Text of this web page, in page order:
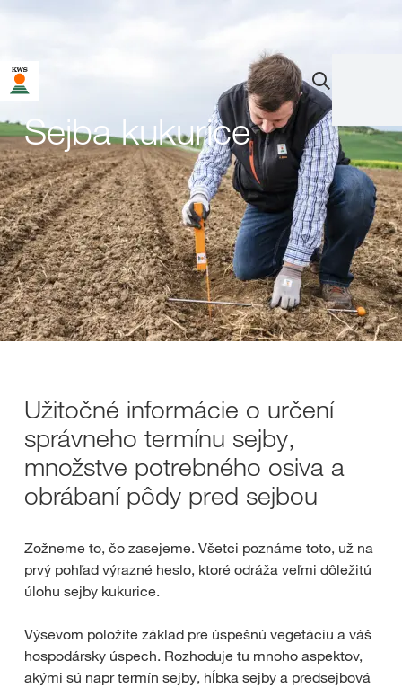
Sejba kukurice
Užitočné informácie o určení
správneho termínu sejby,
množstve potrebného osiva a
obrábaní pôdy pred sejbou
Zožneme to, čo zasejeme. Všetci poznáme toto, už na
prvý pohľad výrazné heslo, ktoré odráža veľmi dôležitú
úlohu sejby kukurice.
Výsevom položíte základ pre úspešnú vegetáciu a váš
hospodársky úspech. Rozhoduje tu mnoho aspektov,
akými sú napr termín sejby, hĺbka sejby a predsejbová